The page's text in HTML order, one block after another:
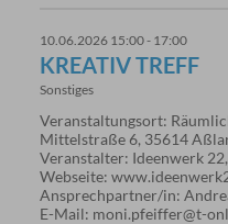
10.06.2026 15:00 - 17:00
KREATIV TREFF
Sonstiges
Veranstaltungsort:
Mittelstraße 6, 35614
Veranstalter: Ideenwerk
Webseite:
Ansprechpartner/in:
E-Mail: moni.pfeiffer@t-